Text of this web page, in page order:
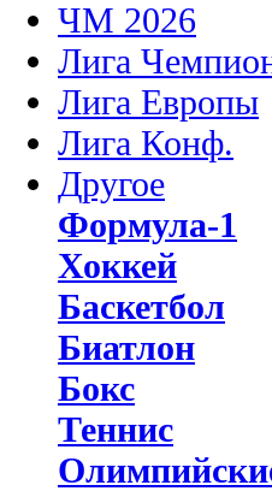
ЧМ 2026
Лига
Лига Европы
Лига Конф.
Другое
Формула-1
Хоккей
Баскетбол
Биатлон
Бокс
Теннис